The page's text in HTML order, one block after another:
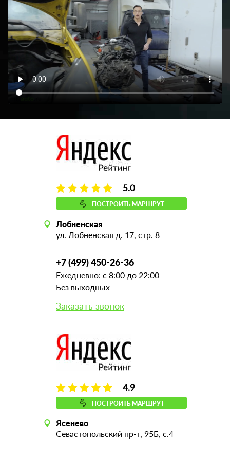
5.0
ПОСТРОИТЬ МАРШРУТ
Лобненская
ул. Лобненская д. 17, стр. 8
+7 (499) 450-26-36
Ежедневно: с 8:00 до 22:00
Без выходных
Заказать звонок
4.9
ПОСТРОИТЬ МАРШРУТ
Ясенево
Севастопольский пр-т, 95Б, с.4